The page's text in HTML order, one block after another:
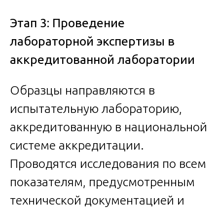
Этап 3: Проведение
лабораторной экспертизы в
аккредитованной лаборатории
Образцы направляются в
испытательную лабораторию,
аккредитованную в национальной
системе аккредитации.
Проводятся исследования по всем
показателям, предусмотренным
технической документацией и